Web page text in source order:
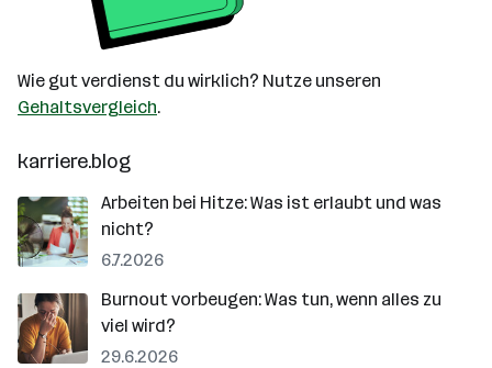
Wie gut verdienst du wirklich? Nutze unseren
Gehaltsvergleich.
karriere.blog
Arbeiten bei Hitze: Was ist erlaubt und was
nicht?
6.7.2026
Burnout vorbeugen: Was tun, wenn alles zu
viel wird?
29.6.2026